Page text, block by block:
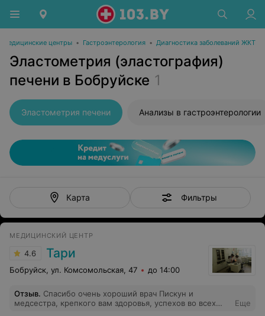
Медицинские центры • Гастроэнтерология • Диагностика заболеваний ЖКТ
Эластометрия (эластография)
печени в Бобруйске 1
Эластометрия печени Анализы в гастроэнтерологии
Карта Фильтры
МЕДИЦИНСКИЙ ЦЕНТР
4.6 Тари
Бобруйск, ул. Комсомольская, 47 до 14:00
Отзыв. Спасибо очень хороший врач Пискун и
медсестра, крепкого вам здоровья, успехов во всех
Еще